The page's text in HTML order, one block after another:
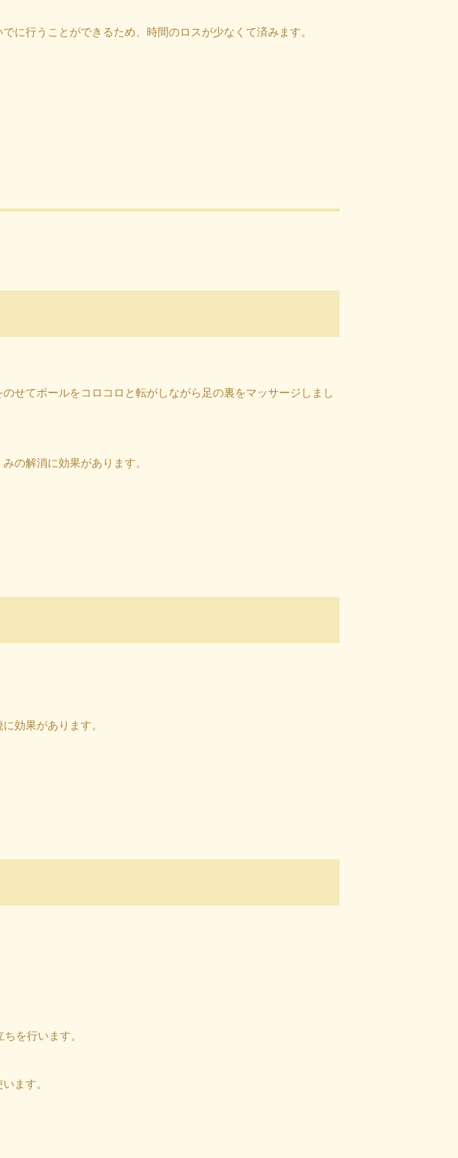
に行うことができるため、時間のロスが少なくて済みます。
せてボールをコロコロと転がしながら足の裏をマッサージしまし
の解消に効果があります。
効果があります。
を行います。
ます。